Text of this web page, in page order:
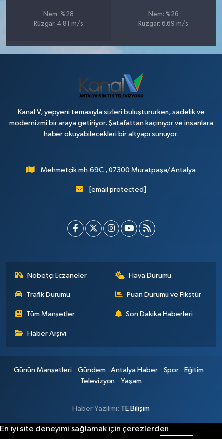
Nem: %28
Rüzgar: 4.81 m/s
Nem: %26
Rüzgar: 6.69 m/s
Kanal V, yepyeni temasıyla sizleri buluştururken, sadelik ve
modernizmi bir araya getiriyor. Şatafattan kaçınıyor ve insanlara
haber okuyabilecekleri bir altyapı sunuyor.
Mehmetçik mh.69C , 07300 Muratpaşa/Antalya
[email protected]
Nöbetçi Eczaneler Hava Durumu
Trafik Durumu Puan Durumu ve Fikstür
Tüm Manşetler Son Dakika Haberleri
Haber Arşivi
Günün Manşetleri Gündem Antalya Haber Spor
Eğitim
Televizyon
Yaşam
Haber Yazılımı: TE Bilişim
En iyi site deneyimi sağlamak için çerezlerden